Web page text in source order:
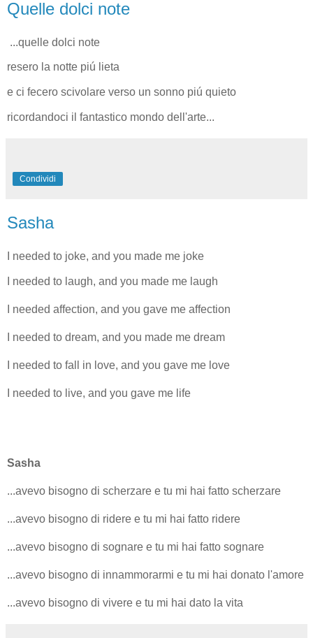
Quelle dolci note
...quelle dolci note
resero la notte piú lieta
e ci fecero scivolare verso un sonno piú quieto
ricordandoci il fantastico mondo dell'arte...
Condividi
Sasha
I needed to joke, and you made me joke
I needed to laugh, and you made me laugh
I needed affection, and you gave me affection
I needed to dream, and you made me dream
I needed to fall in love, and you gave me love
I needed to live, and you gave me life
Sasha
...avevo bisogno di scherzare e tu mi hai fatto scherzare
...avevo bisogno di ridere e tu mi hai fatto ridere
...avevo bisogno di sognare e tu mi hai fatto sognare
...avevo bisogno di innammorarmi e tu mi hai donato l'amore
...avevo bisogno di vivere e tu mi hai dato la vita